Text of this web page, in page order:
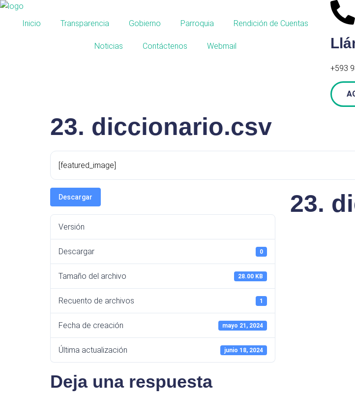
Inicio Transparencia Gobierno Parroquia Rendición de Cuentas
Noticias Contáctenos Webmail
+593
23. diccionario.csv
[featured_image]
Descargar
Versión
Descargar 0
Tamaño del archivo 28.00 KB
Recuento de archivos 1
Fecha de creación mayo 21, 2024
Última actualización junio 18, 2024
23.
Deja una respuesta